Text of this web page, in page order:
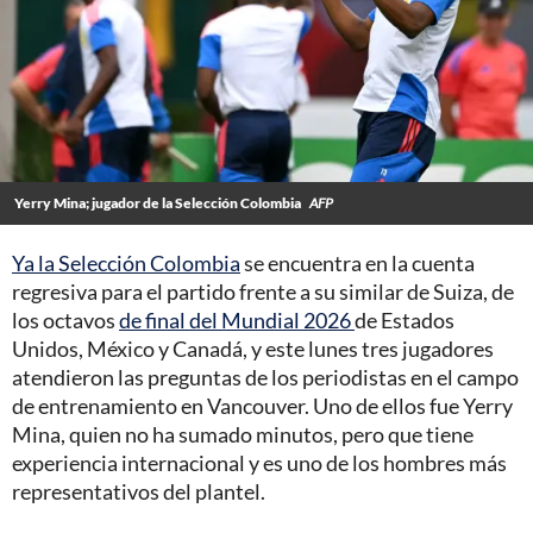
Yerry Mina; jugador de la Selección Colombia AFP
Ya la Selección Colombiase encuentra en la cuenta
regresiva para el partido frente a su similar de Suiza, de
los octavosde final del Mundial 2026de Estados
Unidos, México y Canadá, y este lunes tres jugadores
atendieron las preguntas de los periodistas en el campo
de entrenamiento en Vancouver. Uno de ellos fue Yerry
Mina, quien no ha sumado minutos, pero que tiene
experiencia internacional y es uno de los hombres más
representativos del plantel.